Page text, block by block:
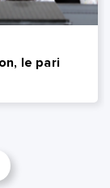
le pari